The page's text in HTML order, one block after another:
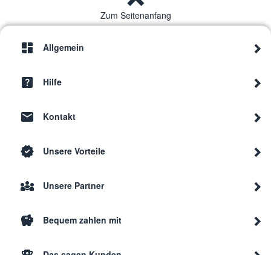
Zum Seitenanfang
Allgemein
Hilfe
Kontakt
Unsere Vorteile
Unsere Partner
Bequem zahlen mit